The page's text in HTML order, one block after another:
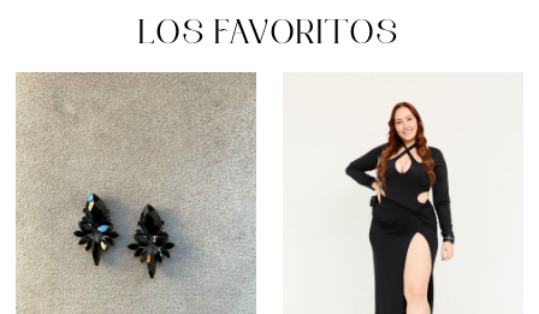
LOS FAVORITOS